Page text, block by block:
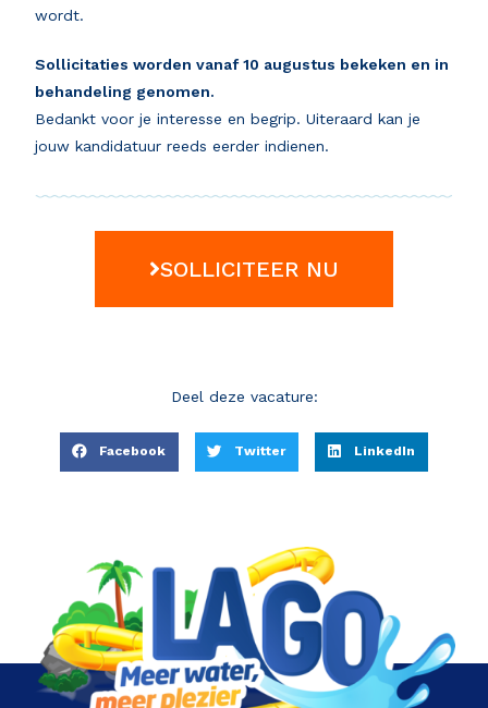
wordt.
Sollicitaties worden vanaf 10 augustus bekeken en in
behandeling genomen.
Bedankt voor je interesse en begrip. Uiteraard kan je
jouw kandidatuur reeds eerder indienen.
SOLLICITEER NU
Deel deze vacature:
Facebook Twitter LinkedIn